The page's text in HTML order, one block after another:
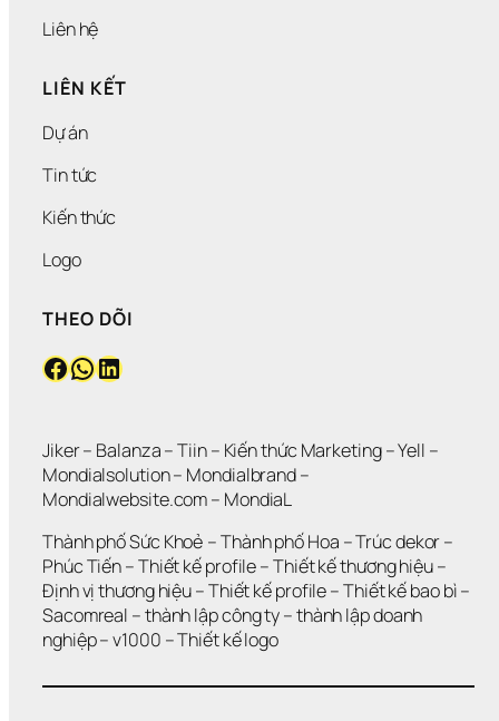
Liên hệ
LIÊN KẾT
Dự án
Tin tức
Kiến thức
Logo
THEO DÕI
Facebook WhatsApp LinkedIn
Jiker – Balanza – Tiin – Kiến thức Marketing – Yell
Mondialsolution – Mondialbrand
Mondialwebsite.com – MondiaL
Thành phố Sức Khoẻ – Thành phố Hoa – Trúc dekor
Phúc Tiến – Thiết kế profile – Thiết kế thương hiệu
Định vị thương hiệu – Thiết kế profile – Thiết kế bao bì
Sacomreal – thành lập công ty – thành lập doanh
nghiệp – v1000 – Thiết kế logo